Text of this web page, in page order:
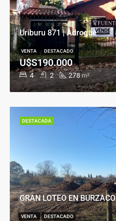
Uriburu 871 | Adrogué
4 2 278 m²
U$S190.000
VENTA DESTACADO
GRAN LOTEO EN BURZACO
VENTA DESTACADO
DESTACADA